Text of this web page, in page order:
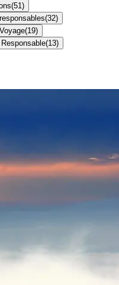
(51 )
(32)
(19)
(13)